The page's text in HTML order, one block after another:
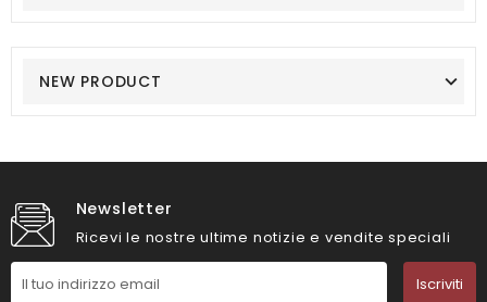
NEW PRODUCT
Newsletter
Ricevi le nostre ultime notizie e vendite speciali
Iscriviti